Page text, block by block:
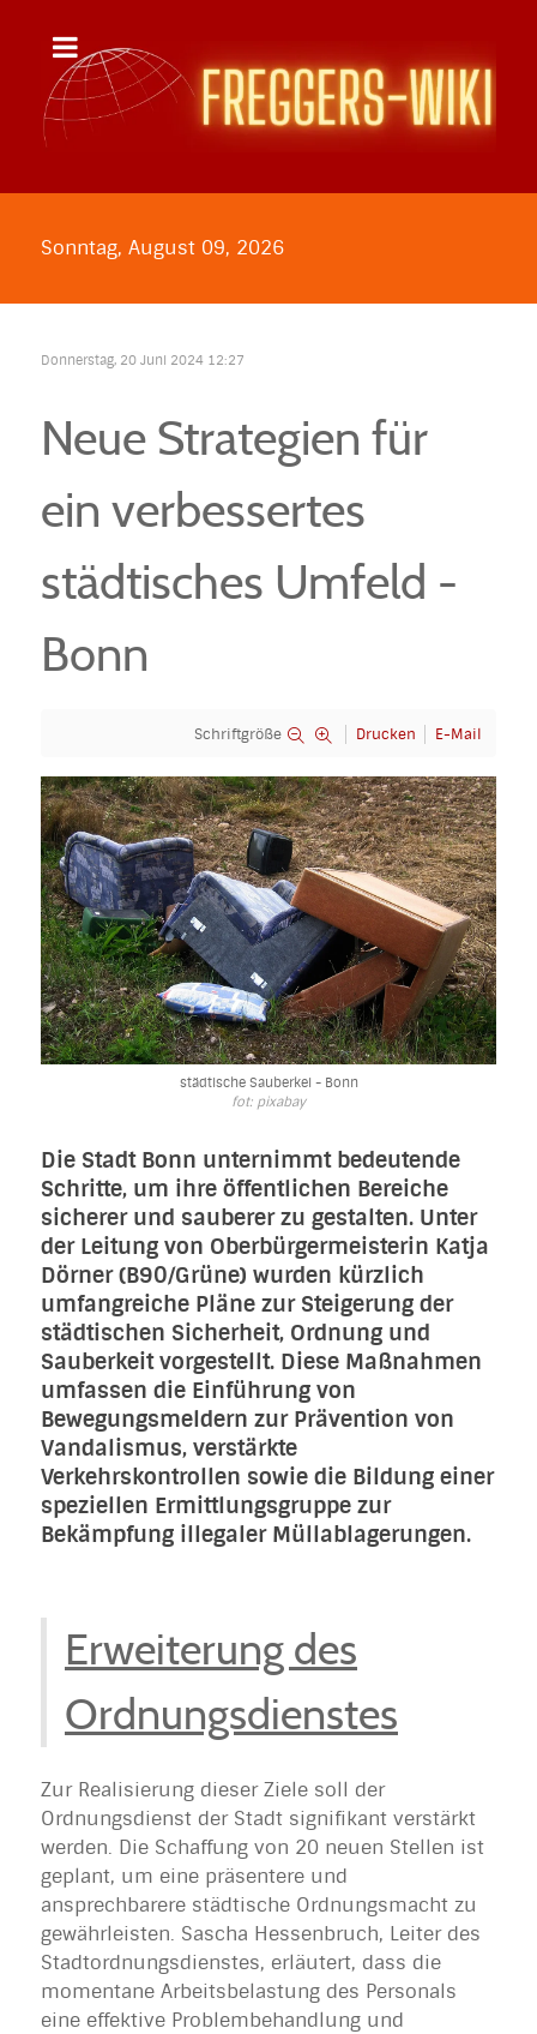
Sonntag, August 09, 2026
Donnerstag, 20 Juni 2024 12:27
Neue Strategien für
ein verbessertes
städtisches Umfeld -
Bonn
Schriftgröße Drucken E-Mail
städtische Sauberkei - Bonn
fot: pixabay
Die Stadt Bonn unternimmt bedeutende
Schritte, um ihre öffentlichen Bereiche
sicherer und sauberer zu gestalten. Unter
der Leitung von Oberbürgermeisterin Katja
Dörner (B90/Grüne) wurden kürzlich
umfangreiche Pläne zur Steigerung der
städtischen Sicherheit, Ordnung und
Sauberkeit vorgestellt. Diese Maßnahmen
umfassen die Einführung von
Bewegungsmeldern zur Prävention von
Vandalismus, verstärkte
Verkehrskontrollen sowie die Bildung einer
speziellen Ermittlungsgruppe zur
Bekämpfung illegaler Müllablagerungen.
Erweiterung des
Ordnungsdienstes
Zur Realisierung dieser Ziele soll der
Ordnungsdienst der Stadt signifikant verstärkt
werden. Die Schaffung von 20 neuen Stellen ist
geplant, um eine präsentere und
ansprechbarere städtische Ordnungsmacht zu
gewährleisten. Sascha Hessenbruch, Leiter des
Stadtordnungsdienstes, erläutert, dass die
momentane Arbeitsbelastung des Personals
eine effektive Problembehandlung und